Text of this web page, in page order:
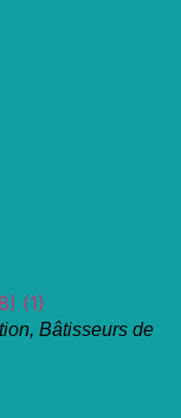
Bâtisseurs de